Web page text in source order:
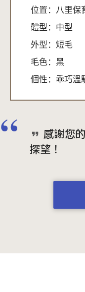
位置： 八里保
體型： 中型
外型： 短毛
毛色： 黑
個性： 乖巧溫
感謝您
探望！